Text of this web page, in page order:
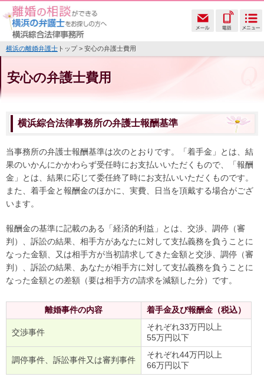
横浜の離婚弁護士 トップ > 安心の弁護士費用
安心の弁護士費用
横浜綜合法律事務所の弁護士報酬基準
当事務所の弁護士報酬基準は次のとおりです。「着手金」とは、結
果のいかんにかかわらず受任時にお支払いいただくもので、「報酬
金」とは、結果に応じて委任終了時にお支払いいただくものです。
また、着手金と報酬金のほかに、実費、日当を頂戴する場合がござ
います。
報酬金の基準に記載のある「経済的利益」とは、交渉、調停（審
判）、訴訟の結果、相手方があなたに対して支払義務を負うことに
なった金額、又は相手方が当初請求してきた金額と交渉、調停（審
判）、訴訟の結果、あなたが相手方に対して支払義務を負うことに
なった金額との差額（要は相手方の請求を減額した分）です。
離婚事件の内容 着手金及び報酬金（税込）
交渉事件
それぞれ33万円以上
55万円以下
調停事件、訴訟事件又は審判事件
それぞれ44万円以上
66万円以下